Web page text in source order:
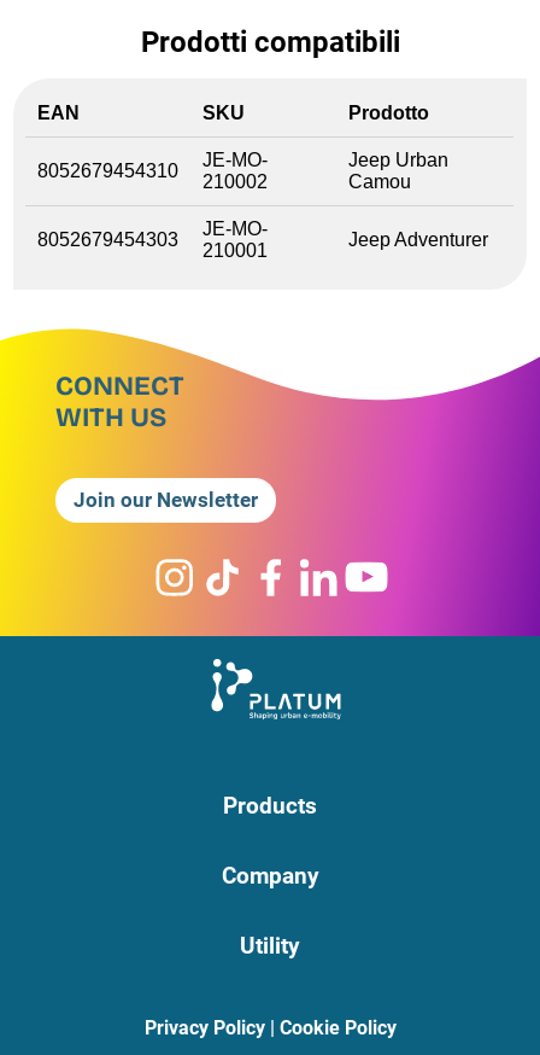
Prodotti compatibili
EAN SKU Prodotto
8052679454310
JE-MO-
210002
Jeep Urban
Camou
8052679454303
JE-MO-
210001
Jeep Adventurer
CONNECT
WITH US
Join our Newsletter
Products
Company
Utility
Privacy Policy| Cookie Policy